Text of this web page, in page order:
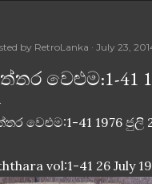
by RetroLanka July 23,
වෙළුම:1-41
වෙළුම:1-41 1976 ජුලි
vol:1-41 26 July